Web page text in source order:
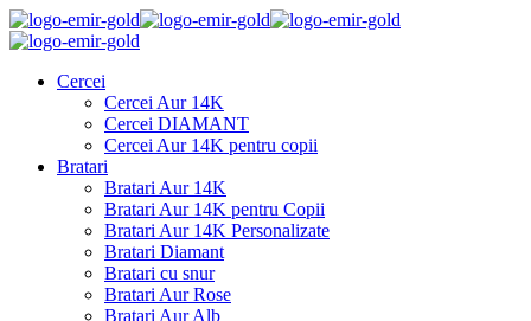
Cercei
Cercei Aur 14K
Cercei DIAMANT
Cercei Aur 14K pentru copii
Bratari
Bratari Aur 14K
Bratari Aur 14K pentru Copii
Bratari Aur 14K Personalizate
Bratari Diamant
Bratari cu snur
Bratari Aur Rose
Bratari Aur Alb